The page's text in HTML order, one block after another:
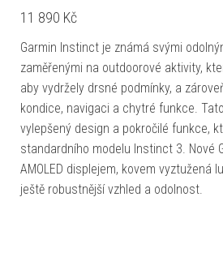
11 890 Kč
Garmin Instinct je známá svými
zaměřenými na outdoorové aktivity,
aby vydržely drsné podmínky, a
kondice, navigaci a chytré funkce.
vylepšený design a pokročilé funkce,
standardního modelu Instinct 3. Nové
AMOLED displejem, kovem vyztužená
ještě robustnější vzhled a odolnost.